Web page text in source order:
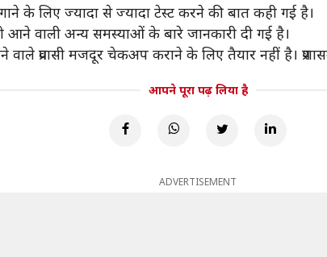
के लिए ज्यादा से ज्यादा टेस्ट करने की बात कही गई है।
आने वाली अन्य समस्याओं के बारे जानकारी दी गई है।
प्रवासी मजदूर चेकअप कराने के लिए तैयार नहीं है।
आपने पूरा पढ़ लिया है
ADVERTISEMENT